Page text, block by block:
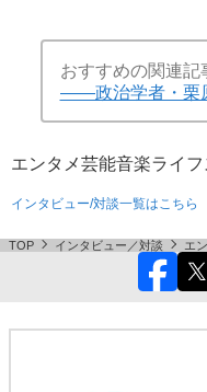
おすすめの関連記
――政治学者・栗
エンタメ芸能音楽ライ
インタビュー/対談一覧はこちら
TOP インタビュー／対談 エ